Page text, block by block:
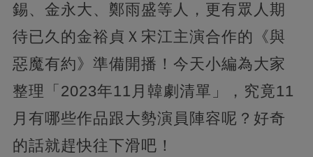
錫、金永大、鄭雨盛等人，更有眾人期
待已久的金裕貞Ｘ宋江主演合作的《與
惡魔有約》準備開播！今天小編為大家
整理「2023年11月韓劇清單」，究竟11
月有哪些作品跟大勢演員陣容呢？好奇
的話就趕快往下滑吧！